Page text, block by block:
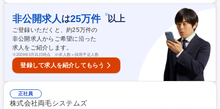
薬品製造を通じて社会貢献したいという意欲のある方はぜひご応募くださ
い！ 【採用背景】事業拡大・生産量増加に伴い人員強化 募集職種 【福岡/
医薬品製造担当】異業界歓迎/ジェネリック医薬品業界最大手/年休129日
非公開求人 は25万件 ※以上
ご登録いただくと、約25万件の
非公開求人からご希望に沿った
求人をご紹介します。
※2026年3月31日時点 ※求人数＝採用予定人数
登録して求人を紹介してもらう
正社員
株式会社両毛システムズ